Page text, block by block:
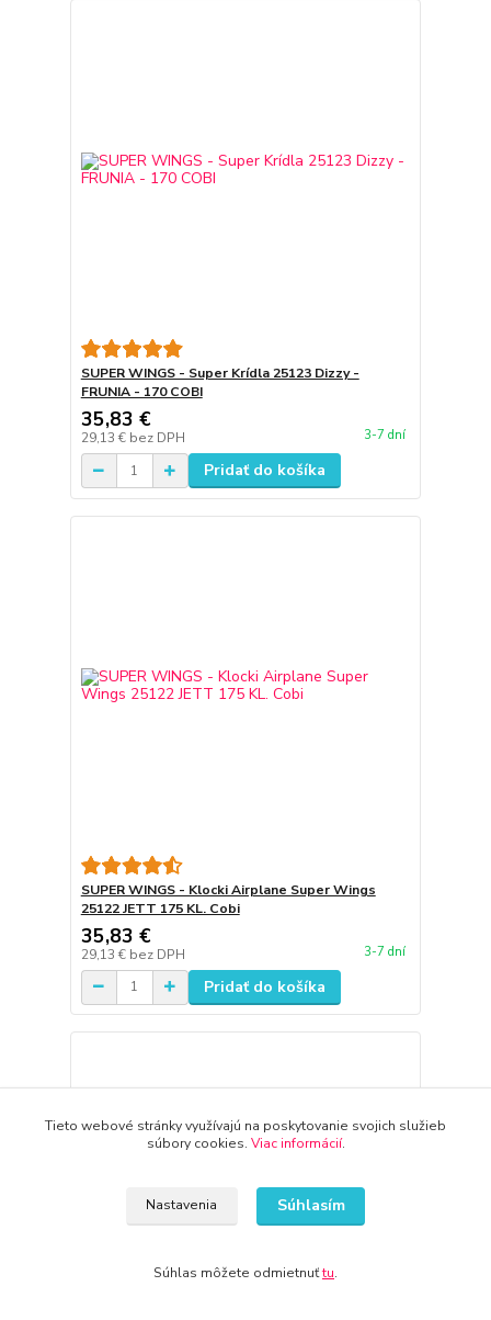
SUPER WINGS - Super Krídla 25123 Dizzy -
FRUNIA - 170 COBI
35,83 €
29,13 € bez DPH 3-7 dní
Pridať do košíka
SUPER WINGS - Klocki Airplane Super Wings
25122 JETT 175 KL. Cobi
35,83 €
29,13 € bez DPH 3-7 dní
Pridať do košíka
Tieto webové stránky využívajú na poskytovanie svojich služieb
súbory cookies. Viac informácií.
Nastavenia Súhlasím
Súhlas môžete odmietnuťtu.